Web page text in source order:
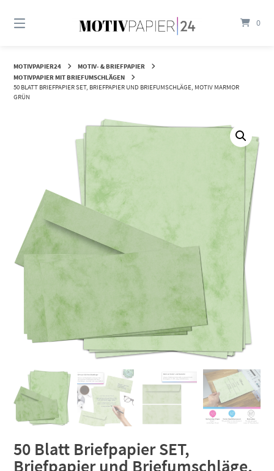
zum
0
MOTIVPAPIER24
MOTIV- & BRIEFPAPIER
MOTIVPAPIER MIT BRIEFUMSCHLÄGEN
50 BLATT BRIEFPAPIER SET, BRIEFPAPIER UND BRIEFUMSCHLÄGE, MOTIV MARMOR
GRÜN
50 Blatt Briefpapier SET,
Briefpapier und Briefumschläge,